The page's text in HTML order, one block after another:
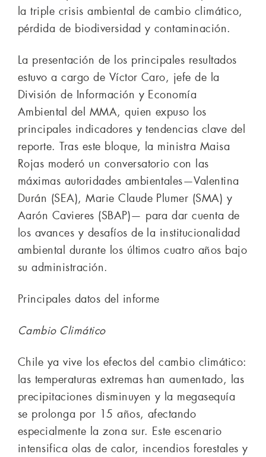
la triple crisis ambiental de cambio climático,
pérdida de biodiversidad y contaminación.
La presentación de los principales resultados
estuvo a cargo de Víctor Caro, jefe de la
División de Información y Economía
Ambiental del MMA, quien expuso los
principales indicadores y tendencias clave del
reporte. Tras este bloque, la ministra Maisa
Rojas moderó un conversatorio con las
máximas autoridades ambientales—Valentina
Durán (SEA), Marie Claude Plumer (SMA) y
Aarón Cavieres (SBAP)— para dar cuenta de
los avances y desafíos de la institucionalidad
ambiental durante los últimos cuatro años bajo
su administración.
Principales datos del informe
Cambio Climático
Chile ya vive los efectos del cambio climático:
las temperaturas extremas han aumentado, las
precipitaciones disminuyen y la megasequía
se prolonga por 15 años, afectando
especialmente la zona sur. Este escenario
intensifica olas de calor, incendios forestales y